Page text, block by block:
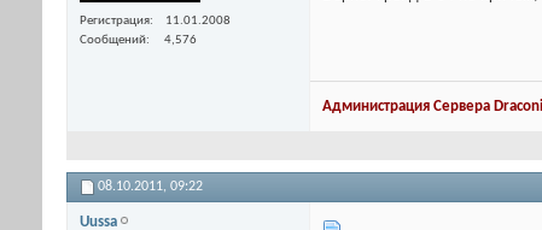
Регистрация
11.01.2008
Сообщений
4,576
Администрация Сервера
08.10.2011, 09:22
Uussa